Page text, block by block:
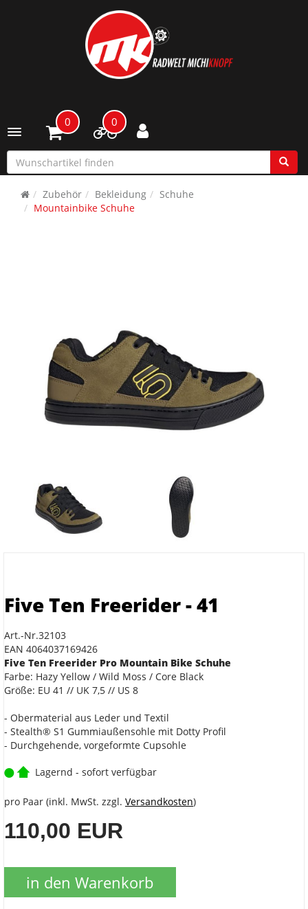
Toggle navigation
0 0
Zubehör Bekleidung
Schuhe
Mountainbike Schuhe
Five Ten Freerider - 41
Art.-Nr.32103
EAN 4064037169426
Five Ten Freerider Pro Mountain Bike Schuhe
Farbe: Hazy Yellow / Wild Moss / Core Black
Größe: EU 41 // UK 7,5 // US 8
- Obermaterial aus Leder und Textil
- Stealth® S1 Gummiaußensohle mit Dotty Profil
- Durchgehende, vorgeformte Cupsohle
Lagernd - sofort verfügbar
pro Paar (inkl. MwSt. zzgl. Versandkosten)
110,00 EUR
in den Warenkorb